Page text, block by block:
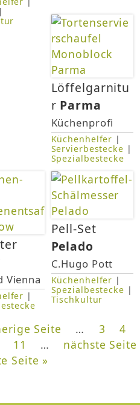
|
Löffelgarnitu
r Parma
Küchenprofi
Küchenhelfer |
Servierbestecke |
Spezialbestecke
Vienna
|
Pell-Set
Pelado
C.Hugo Pott
Küchenhelfer |
Spezialbestecke |
Tischkultur
Seite … 3
4
11 …
nächste Seite
Seite »